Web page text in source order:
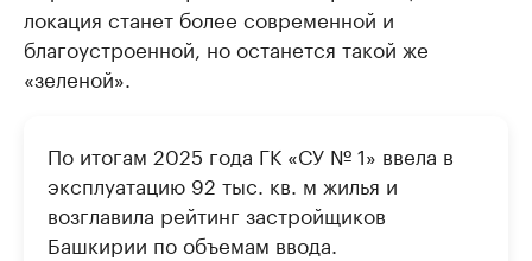
локация станет более современной и
благоустроенной, но останется такой же
«зеленой».
По итогам 2025 года ГК «СУ № 1» ввела в
эксплуатацию 92 тыс. кв. м жилья и
возглавила рейтинг застройщиков
Башкирии по объемам ввода.